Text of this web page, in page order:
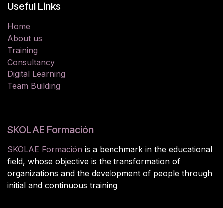
Useful Links
Home
About us
Training
Consultancy
Digital Learning
Team Building
SKOLAE Formación
SKOLAE Formación is a benchmark in the educational
field, whose objective is the transformation of
organizations and the development of people through
initial and continuous training